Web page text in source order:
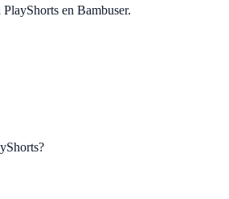
en Bambuser.